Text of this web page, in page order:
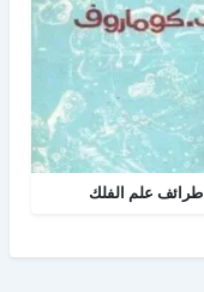
طرائف علم الفلك